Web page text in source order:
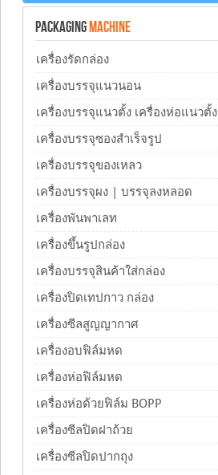
PACKAGING MACHINE
เครื่องรัดกล่อง
เครื่องบรรจุแนวนอน
เครื่องบรรจุแนวตั้ง เครื่องห่อแนวตั้ง
เครื่องบรรจุซองสำเร็จรูป
เครื่องบรรจุของเหลว
เครื่องบรรจุผง | บรรจุลงหลอด
เครื่องพันพาเลท
เครื่องขึ้นรูปกล่อง
เครื่องบรรจุสินค้าใส่กล่อง
เครื่องปิดเทปกาว กล่อง
เครื่องซีลสูญญากาศ
เครื่องอบฟิล์มหด
เครื่องห่อฟิล์มหด
เครื่องห่อด้วยฟิล์ม BOPP
เครื่องซีลปิดฝาถ้วย
เครื่องซีลปิดปากถุง